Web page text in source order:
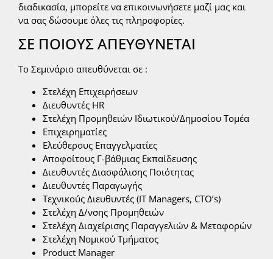
διαδικασία, μπορείτε να επικοινωνήσετε μαζί μας και
να σας δώσουμε όλες τις πληροφορίες.
ΣΕ ΠΟΙΟΥΣ ΑΠΕΥΘΥΝΕΤΑΙ
Το Σεμινάριο απευθύνεται σε :
Στελέχη Επιχειρήσεων
Διευθυντές HR
Στελέχη Προμηθειών Ιδιωτικού/Δημοσίου Τομέα
Επιχειρηματίες
Ελεύθερους Επαγγελματίες
Αποφοίτους Γ-βάθμιας Εκπαίδευσης
Διευθυντές Διασφάλισης Ποιότητας
Διευθυντές Παραγωγής
Τεχνικούς Διευθυντές (ΙΤ Managers, CTO’s)
Στελέχη Δ/νσης Προμηθειών
Στελέχη Διαχείρισης Παραγγελιών & Μεταφορών
Στελέχη Νομικού Τμήματος
Product Manager